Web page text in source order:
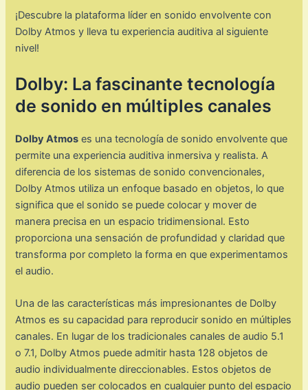
¡Descubre la plataforma líder en sonido envolvente con
Dolby Atmos y lleva tu experiencia auditiva al siguiente
nivel!
Dolby: La fascinante tecnología
de sonido en múltiples canales
Dolby Atmos es una tecnología de sonido envolvente que
permite una experiencia auditiva inmersiva y realista. A
diferencia de los sistemas de sonido convencionales,
Dolby Atmos utiliza un enfoque basado en objetos, lo que
significa que el sonido se puede colocar y mover de
manera precisa en un espacio tridimensional. Esto
proporciona una sensación de profundidad y claridad que
transforma por completo la forma en que experimentamos
el audio.
Una de las características más impresionantes de Dolby
Atmos es su capacidad para reproducir sonido en múltiples
canales. En lugar de los tradicionales canales de audio 5.1
o 7.1, Dolby Atmos puede admitir hasta 128 objetos de
audio individualmente direccionables. Estos objetos de
audio pueden ser colocados en cualquier punto del espacio